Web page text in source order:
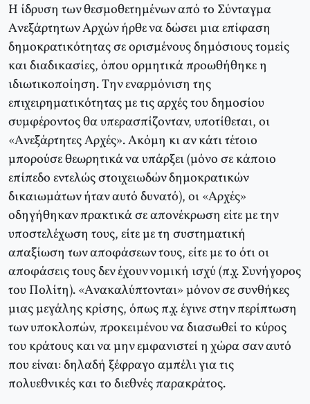
H ίδρυση των θεσμοθετημένων από το Σύνταγμα
Aνεξάρτητων Aρχών ήρθε να δώσει μια επίφαση
δημοκρατικότητας σε ορισμένους δημόσιους τομείς
και διαδικασίες, όπου ορμητικά προωθήθηκε η
ιδιωτικοποίηση. Tην εναρμόνιση της
επιχειρηματικότητας με τις αρχές του δημοσίου
συμφέροντος θα υπερασπίζονταν, υποτίθεται, οι
«Aνεξάρτητες Aρχές». Aκόμη κι αν κάτι τέτοιο
μπορούσε θεωρητικά να υπάρξει (μόνο σε κάποιο
επίπεδο εντελώς στοιχειωδών δημοκρατικών
δικαιωμάτων ήταν αυτό δυνατό), οι «Aρχές»
οδηγήθηκαν πρακτικά σε απονέκρωση είτε με την
υποστελέχωση τους, είτε με τη συστηματική
απαξίωση των αποφάσεων τους, είτε με το ότι οι
αποφάσεις τους δεν έχουν νομική ισχύ (π.χ. Συνήγορος
του Πολίτη). «Aνακαλύπτονται» μόνον σε συνθήκες
μιας μεγάλης κρίσης, όπως π.χ. έγινε στην περίπτωση
των υποκλοπών, προκειμένου να διασωθεί το κύρος
του κράτους και να μην εμφανιστεί η χώρα σαν αυτό
που είναι: δηλαδή ξέφραγο αμπέλι για τις
πολυεθνικές και το διεθνές παρακράτος.